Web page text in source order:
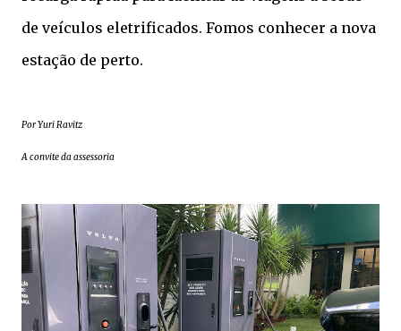
de veículos eletrificados. Fomos conhecer a nova
estação de perto.
Por Yuri Ravitz
A convite da assessoria